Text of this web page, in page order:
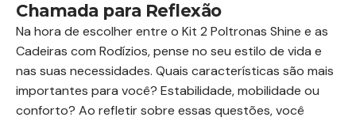
Chamada para Reflexão
Na hora de escolher entre o Kit 2 Poltronas Shine e as
Cadeiras com Rodízios, pense no seu estilo de vida e
nas suas necessidades. Quais características são mais
importantes para você? Estabilidade, mobilidade ou
conforto? Ao refletir sobre essas questões, você